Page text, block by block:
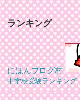
ランキング
にほんブログ村
中学校受験ランキング